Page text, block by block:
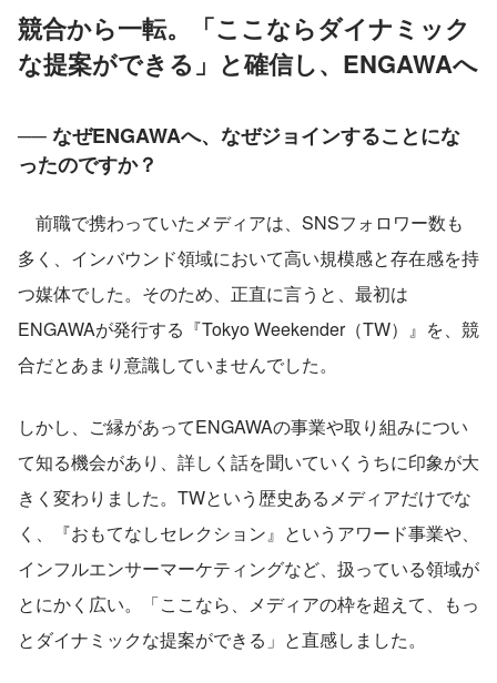
競合から一転。「ここならダイナミック
な提案ができる」と確信し、ENGAWAへ
── なぜENGAWAへ、なぜジョインすることにな
ったのですか？
前職で携わっていたメディアは、SNSフォロワー数も
多く、インバウンド領域において高い規模感と存在感を持
つ媒体でした。そのため、正直に言うと、最初は
ENGAWAが発行する『Tokyo Weekender（TW）』を、競
合だとあまり意識していませんでした。
しかし、ご縁があってENGAWAの事業や取り組みについ
て知る機会があり、詳しく話を聞いていくうちに印象が大
きく変わりました。TWという歴史あるメディアだけでな
く、『おもてなしセレクション』というアワード事業や、
インフルエンサーマーケティングなど、扱っている領域が
とにかく広い。「ここなら、メディアの枠を超えて、もっ
とダイナミックな提案ができる」と直感しました。